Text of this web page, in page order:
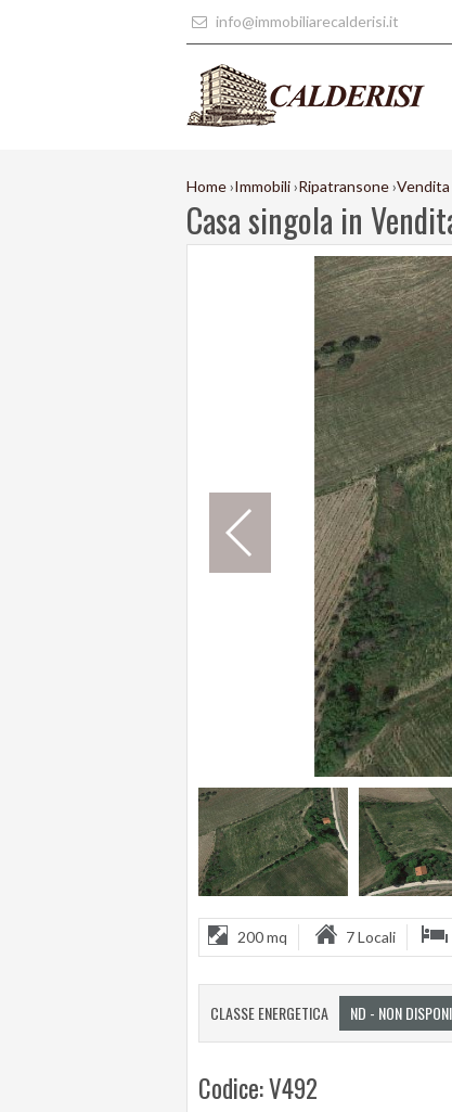
info@immobiliarecalderisi.it
Home›Immobili›Ripatransone›Vendita
Casa singola in
200 mq 7 Locali
CLASSE ENERGETICA ND - NON
Codice: V492